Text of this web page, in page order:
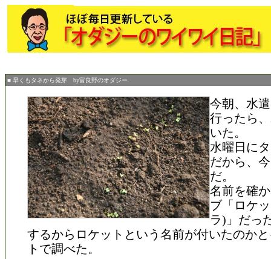
■ 早くもタネから発芽 by富良野のオダジー
今朝、水
行ったら
いた。
水曜日に
だから、
だ。
名前を確
ブ「ロケ
ラ)」だっ
するからロケットという名前が付いたのか
トで調べた。